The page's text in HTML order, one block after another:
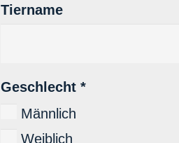
Tiername
Geschlecht *
Männlich
Weiblich